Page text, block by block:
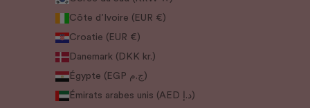
Côte d’Ivoire (EUR €)
Croatie (EUR €)
Danemark (DKK kr.)
Égypte (EGP ج.م)
Émirats arabes unis (AED د.إ)